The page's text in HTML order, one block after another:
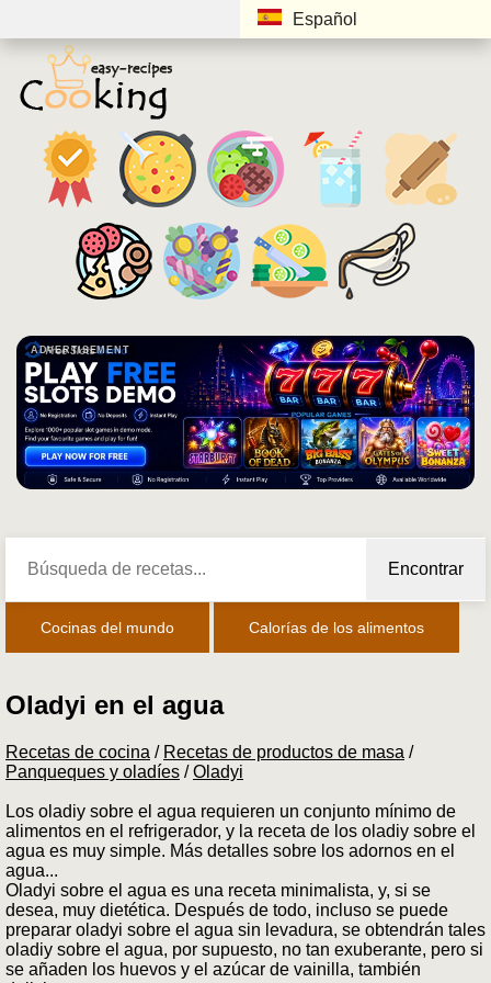
Español
ADVERTISEMENT
Encontrar
Cocinas del mundo Calorías de los alimentos
Oladyi en el agua
Recetas de cocina / Recetas de productos de masa /
Panqueques y oladíes /Oladyi
Los oladiy sobre el agua requieren un conjunto mínimo de
alimentos en el refrigerador, y la receta de los oladiy sobre el
agua es muy simple. Más detalles sobre los adornos en el
agua...
Oladyi sobre el agua es una receta minimalista, y, si se
desea, muy dietética. Después de todo, incluso se puede
preparar oladyi sobre el agua sin levadura, se obtendrán tales
oladiy sobre el agua, por supuesto, no tan exuberante, pero si
se añaden los huevos y el azúcar de vainilla, también